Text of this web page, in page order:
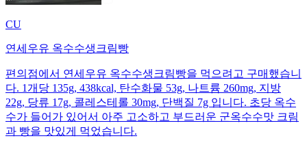
CU
연세우유 옥수수생크림빵
편의점에서 연세우유 옥수수생크림빵을 먹으려고 구매했습니
다. 1개당 135g, 438kcal, 탄수화물 53g, 나트륨 260mg, 지방
22g, 당류 17g, 콜레스테롤 30mg, 단백질 7g 입니다. 초당 옥수
수가 들어가 있어서 아주 고소하고 부드러운 군옥수수맛 크림
과 빵을 맛있게 먹었습니다.